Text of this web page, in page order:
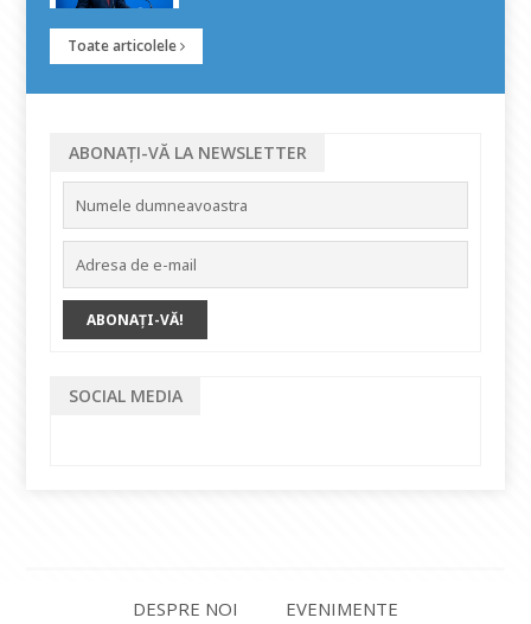
Toate articolele
ABONAȚI-VĂ LA NEWSLETTER
SOCIAL MEDIA
DESPRE NOI EVENIMENTE